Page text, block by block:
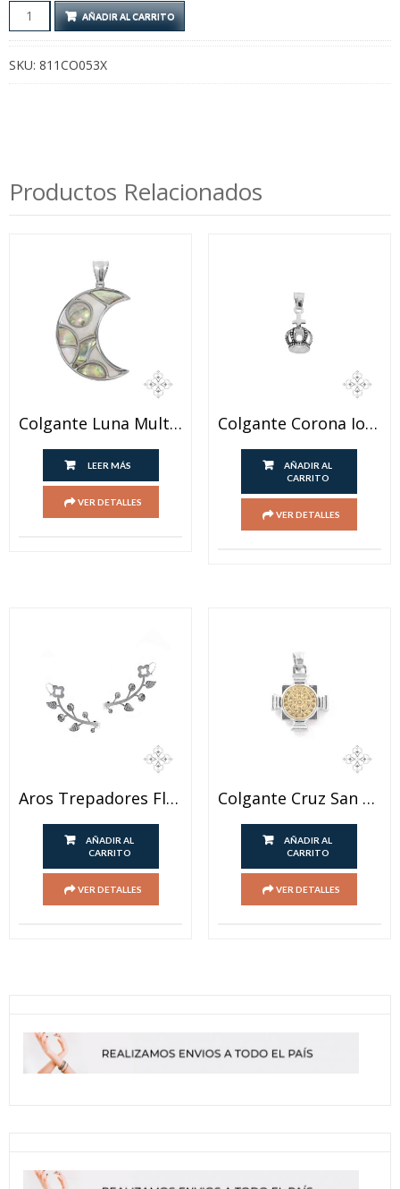
Colgante
Espiritu
Ionizado
AÑADIR AL CARRITO
SKU: 811CO053X
Productos Relacionados
Colgante Luna Multicolor
LEER MÁS
VER DETALLES
Colgante Corona Ionizado
AÑADIR AL
CARRITO
VER DETALLES
Aros Trepadores Flor
AÑADIR AL
CARRITO
VER DETALLES
Colgante Cruz San Benito
AÑADIR AL
CARRITO
VER DETALLES